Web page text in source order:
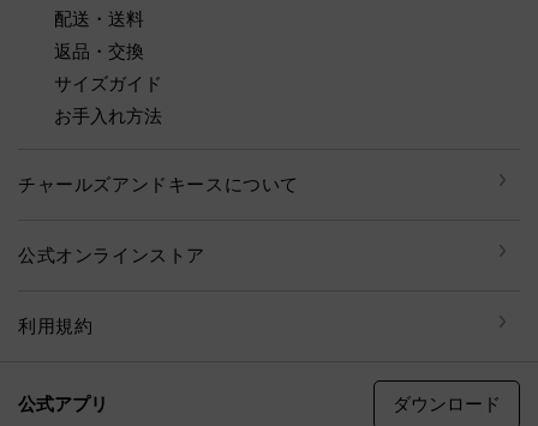
配送・送料
返品・交換
サイズガイド
お手入れ方法
チャールズアンドキースについて
公式オンラインストア
利用規約
公式アプリ ダウンロード